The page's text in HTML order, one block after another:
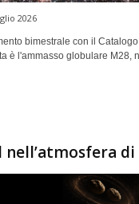
2026
bimestrale con il
è l'ammasso globulare M28,
di